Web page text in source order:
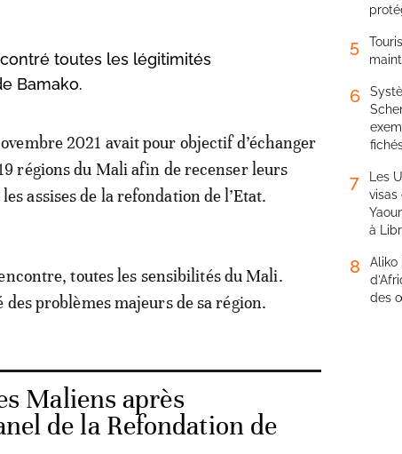
toutes les légitimités
Bamako.
2021 avait pour objectif d’échanger
régions du Mali afin de recenser leurs
assises de la refondation de l’Etat.
toutes les sensibilités du Mali.
problèmes majeurs de sa région.
Maliens après
de la Refondation de
5
6
7
Les
visas
à
8
Aliko
des